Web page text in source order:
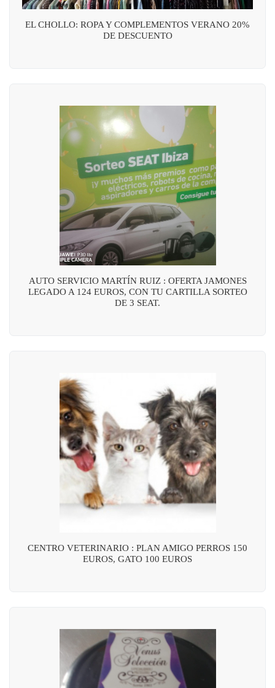
EL CHOLLO: ROPA Y COMPLEMENTOS VERANO 20%
DE DESCUENTO
AUTO SERVICIO MARTÍN RUIZ : OFERTA JAMONES
LEGADO A 124 EUROS, CON TU CARTILLA SORTEO
DE 3 SEAT.
CENTRO VETERINARIO : PLAN AMIGO PERROS 150
EUROS, GATO 100 EUROS